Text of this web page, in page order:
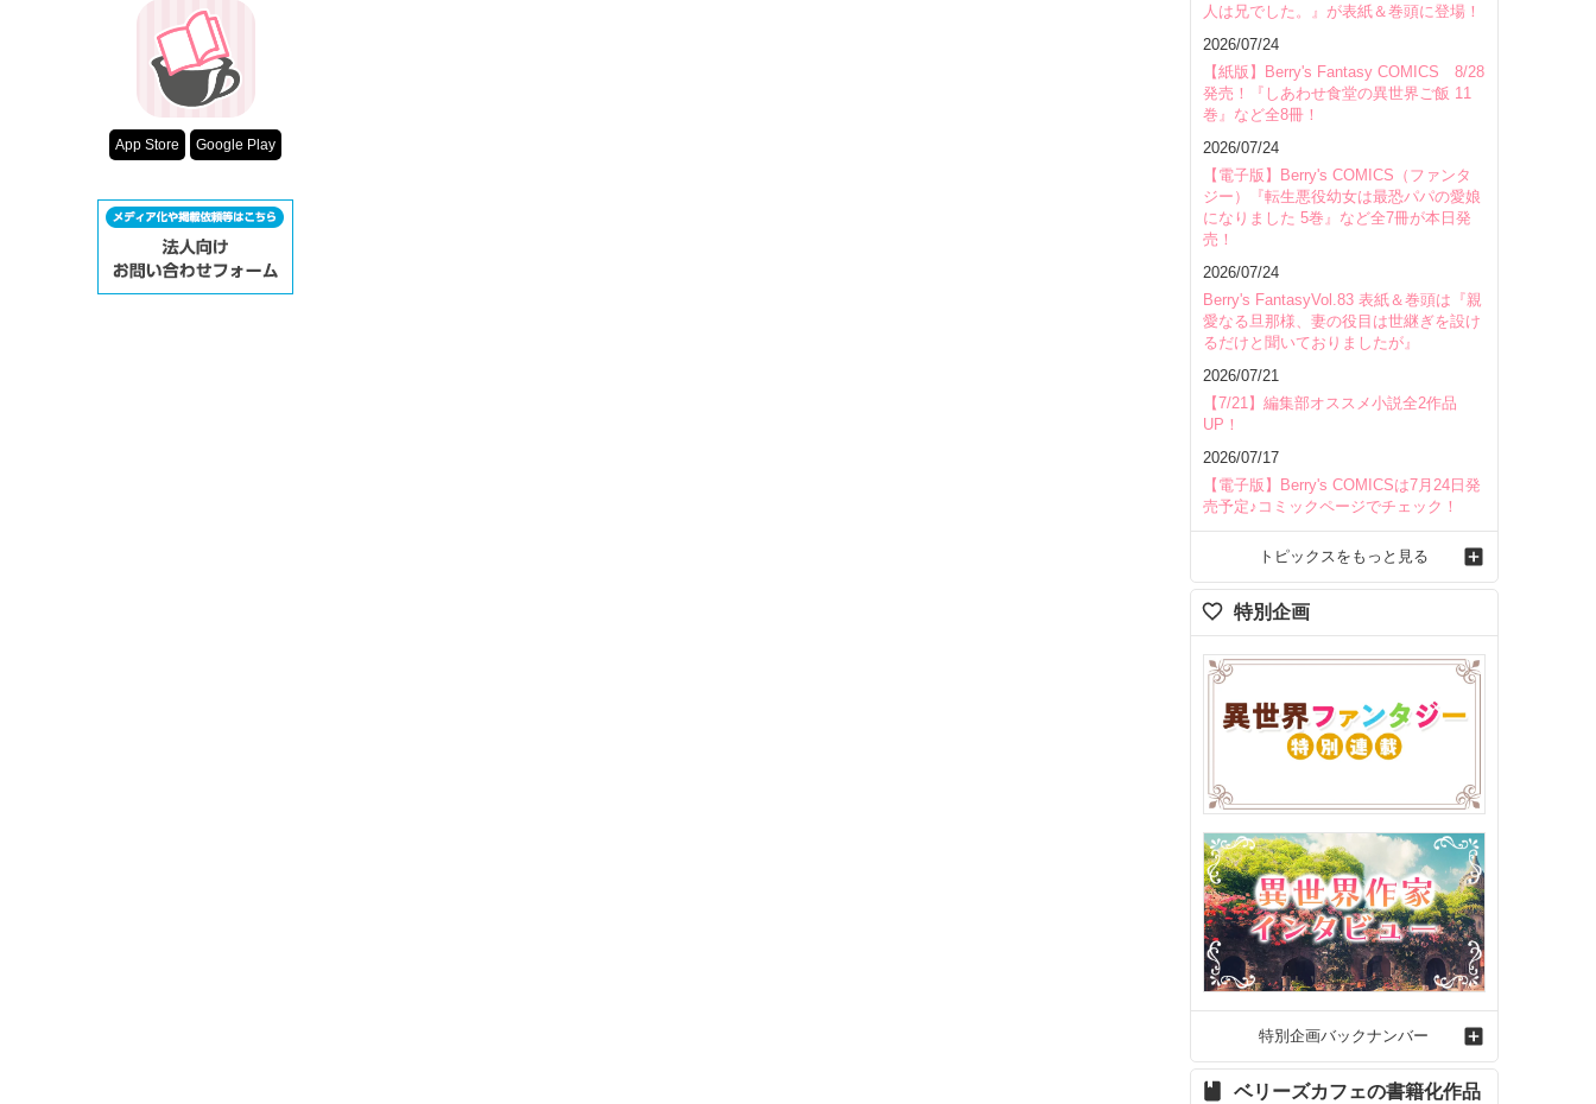
App Store Google Play
人は兄でした。』が表紙＆巻頭に登場！
2026/07/24
【紙版】Berry's Fantasy COMICS 8/28
発売！『しあわせ食堂の異世界ご飯 11
巻』など全8冊！
2026/07/24
【電子版】Berry's COMICS（ファンタ
ジー）『転生悪役幼女は最恐パパの愛娘
になりました 5巻』など全7冊が本日発
売！
2026/07/24
Berry's FantasyVol.83 表紙＆巻頭は『親
愛なる旦那様、妻の役目は世継ぎを設け
るだけと聞いておりましたが』
2026/07/21
【7/21】編集部オススメ小説全2作品
UP！
2026/07/17
【電子版】Berry's COMICSは7月24日発
売予定♪コミックページでチェック！
トピックスをもっと見る
特別企画
特別企画バックナンバー
ベリーズカフェの書籍化作品